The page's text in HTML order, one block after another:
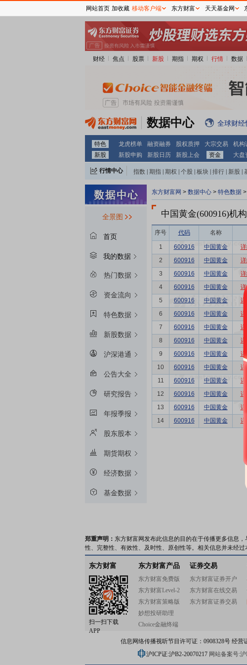
财经 焦点 股票 新股 期指 期权 行情 数据
数据中心 全球财经
特色 龙虎榜单 融资融券 股权质押 大宗交易 机构
新股
新股申购 新股日历 新股上会 资金 大盘
行情中心 指数 期指 期权 个股 板块 排行 新股
全景图
首页
我的数据
热门数据
资金流向
特色数据
新股数据
沪深港通
公告大全
研究报告
年报季报
股东股本
期货期权
经济数据
基金数据
东方财富网 > 数据中心 > 特色数据 >
中国黄金(600916)机
序号 代码 名称
1 600916 中国黄金 详
2
600916 中国黄金 详
3
600916 中国黄金 详
4
600916 中国黄金 详
5
600916 中国黄金 详
6
600916 中国黄金 详
7
600916 中国黄金 详
8
600916 中国黄金 详
9
600916 中国黄金 详
10
600916 中国黄金
11
600916 中国黄金 详
12
600916 中国黄金 详
13
600916 中国黄金 详
14
600916 中国黄金 详
郑重声明： 东方财富网发布此信息的目的在于传播更多信息
性、完整性、有效性、及时性、原创性等。相关信息并未经
东方财富
扫一扫下载
APP
东方财富产品
东方财富免费版
东方财富Level-2
东方财富策略版
妙想投研助理
Choice金融终端
证券交易
东方财富证券开户
东方财富在线交易
东方财富证券交易
信息网络传播视听节目许可证：0908328号 经营
沪ICP证:沪B2-20070217 网站备案号:沪
网站首页 加收藏 移动客户端 东方财富 天天基金网